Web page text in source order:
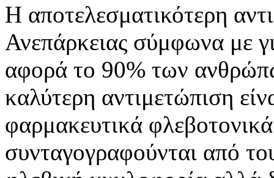
Η αποτελεσματικότερη
Ανεπάρκειας σύμφωνα με
αφορά το 90% των
καλύτερη αντιμετώπιση
φαρμακευτικά
συνταγογραφούνται από